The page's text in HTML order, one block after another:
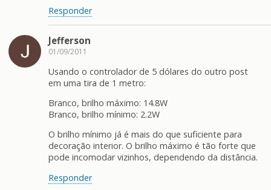
Responder
Jefferson
01/09/2011
Usando o controlador de 5 dólares do outro post
em uma tira de 1 metro:
Branco, brilho máximo: 14.8W
Branco, brilho mínimo: 2.2W
O brilho mínimo já é mais do que suficiente para
decoração interior. O brilho máximo é tão forte que
pode incomodar vizinhos, dependendo da distância.
Responder